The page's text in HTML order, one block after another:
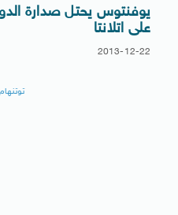
يوفنتوس يحتل صدارة
على اتلانتا
2013-12-22